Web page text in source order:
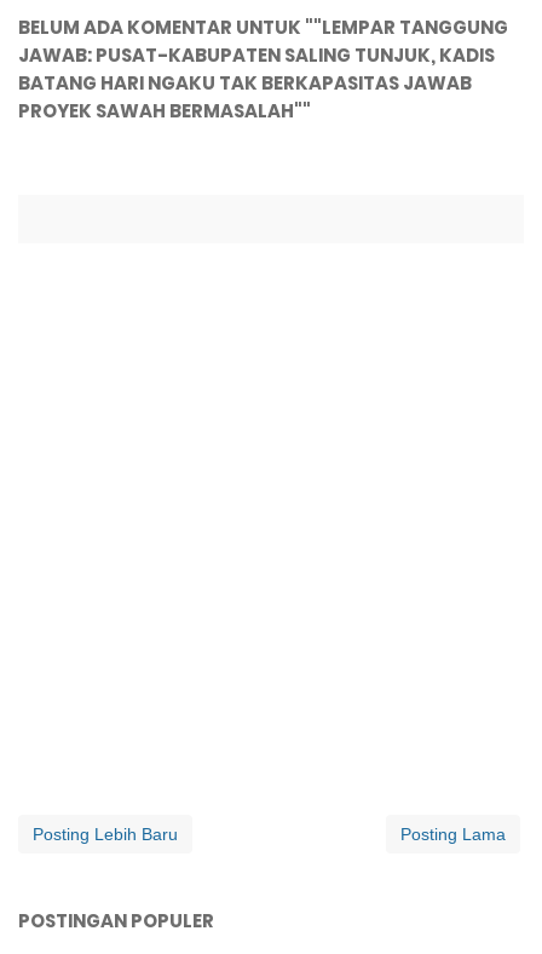
BELUM ADA KOMENTAR UNTUK ""LEMPAR TANGGUNG
JAWAB: PUSAT-KABUPATEN SALING TUNJUK, KADIS
BATANG HARI NGAKU TAK BERKAPASITAS JAWAB
PROYEK SAWAH BERMASALAH""
Posting Lebih Baru Posting Lama
POSTINGAN POPULER